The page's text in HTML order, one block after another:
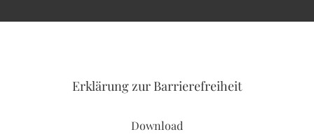
Erklärung zur Barrierefreiheit
Download